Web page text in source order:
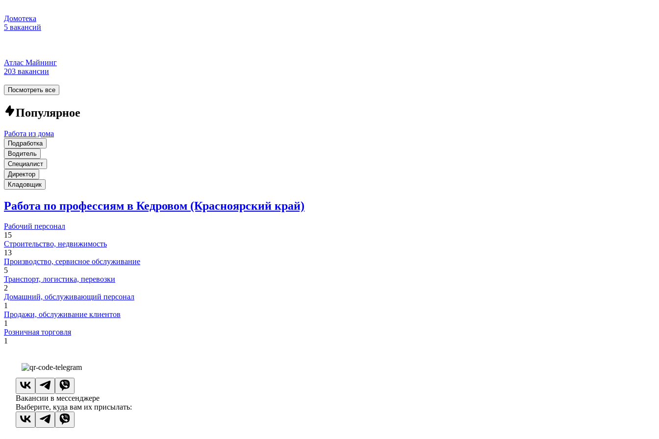
Домотека
5 вакансий
Атлас Майнинг
203 вакансии
Посмотреть все
Популярное
Работа из дома
Подработка
Водитель
Специалист
Директор
Кладовщик
Работа по профессиям в Кедровом (Красноярский край)
Рабочий персонал
15
Строительство, недвижимость
13
Производство, сервисное обслуживание
5
Транспорт, логистика, перевозки
2
Домашний, обслуживающий персонал
1
Продажи, обслуживание клиентов
1
Розничная торговля
1
Вакансии в мессенджере
Выберите, куда вам их присылать: